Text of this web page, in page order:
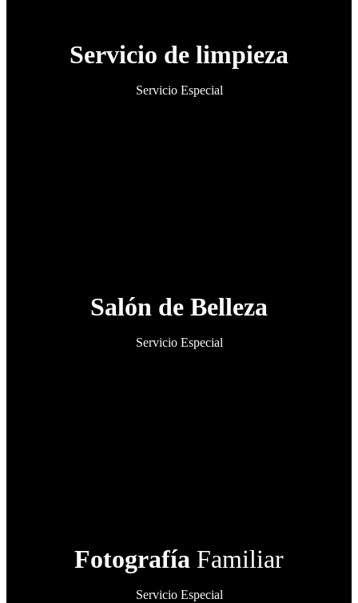
Servicio de limpieza
Servicio Especial
Salón de Belleza
Servicio Especial
Fotografía Familiar
Servicio Especial